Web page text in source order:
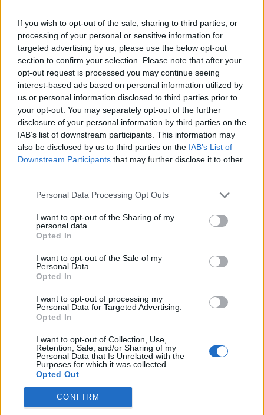
If you wish to opt-out of the sale, sharing to third parties, or
processing of your personal or sensitive information for
targeted advertising by us, please use the below opt-out
section to confirm your selection. Please note that after your
opt-out request is processed you may continue seeing
interest-based ads based on personal information utilized by
us or personal information disclosed to third parties prior to
your opt-out. You may separately opt-out of the further
disclosure of your personal information by third parties on the
IAB’s list of downstream participants. This information may
also be disclosed by us to third parties on the IAB’s List of
Downstream Participants that may further disclose it to other
Personal Data Processing Opt Outs
I want to opt-out of the Sharing of my
personal data.
Opted In
I want to opt-out of the Sale of my
Personal Data.
Opted In
I want to opt-out of processing my
Personal Data for Targeted Advertising.
Opted In
I want to opt-out of Collection, Use,
Retention, Sale, and/or Sharing of my
Personal Data that Is Unrelated with the
Purposes for which it was collected.
Opted Out
CONFIRM